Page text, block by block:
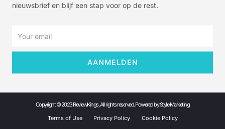
nieuwsbrief en blijf een stap voor op de rest.
AANMELDEN
Copyright © 2023 ReviewKings, All rights reserved. Powered by Style Marketing
Terms of Use
Privacy Policy Cookie Policy